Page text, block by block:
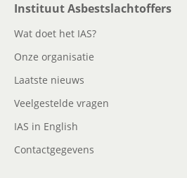
Instituut Asbestslachtoffers
Wat doet het IAS?
Onze organisatie
Laatste nieuws
Veelgestelde vragen
IAS in English
Contactgegevens